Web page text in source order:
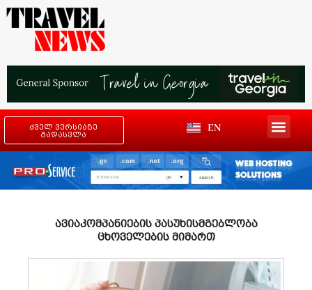
ძველ ვერსიაზე
გადასვლა
EN
ავიაკომპანიების პასუხისმგებლობა
ცხოველების მიმართ